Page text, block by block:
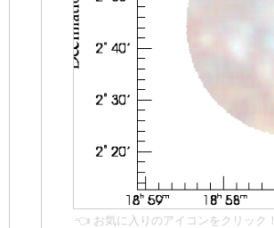
👈 お気に入りのアイコンをクリック！